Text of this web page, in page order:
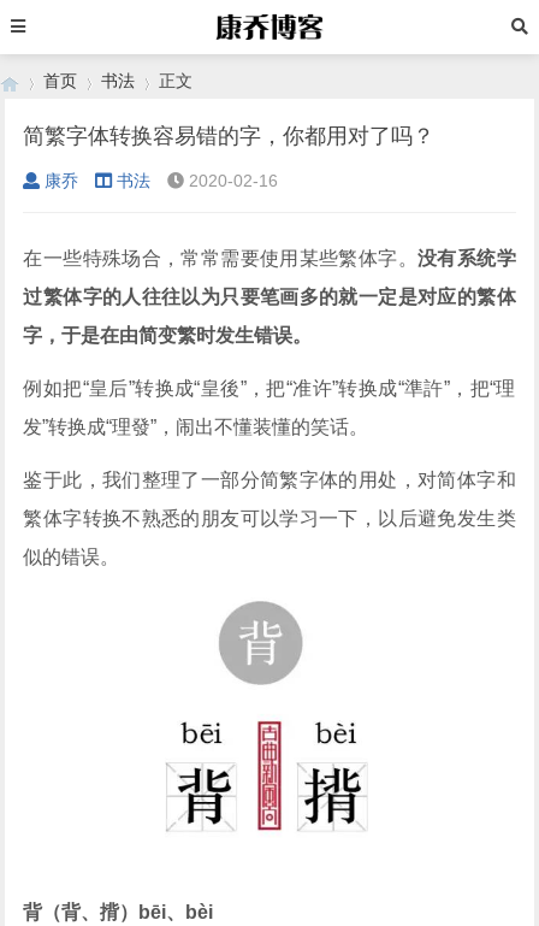
›
首页 书法
›
正文
简繁字体转换容易错的字，你都用对了吗？
康乔 书法 2020-02-16
在一些特殊场合，常常需要使用某些繁体字。 没有系统学
过繁体字的人往往以为只要笔画多的就一定是对应的繁体
字，于是在由简变繁时发生错误。
例如把“皇后”转换成“皇後”，把“准许”转换成“準許”，把“理
发”转换成“理發”，闹出不懂装懂的笑话。
鉴于此，我们整理了一部分简繁字体的用处，对简体字和
繁体字转换不熟悉的朋友可以学习一下，以后避免发生类
似的错误。
背（背、揹）bēi、bèi